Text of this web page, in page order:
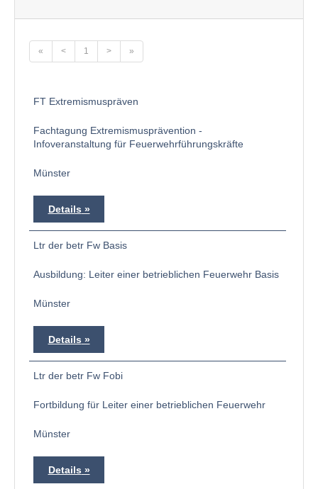
« < 1 > »
FT Extremismuspräven
Fachtagung Extremismusprävention -
Infoveranstaltung für Feuerwehrführungskräfte
Münster
Details
Ltr der betr Fw Basis
Ausbildung: Leiter einer betrieblichen Feuerwehr Basis
Münster
Details
Ltr der betr Fw Fobi
Fortbildung für Leiter einer betrieblichen Feuerwehr
Münster
Details